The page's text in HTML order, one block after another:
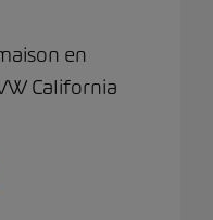
en
California